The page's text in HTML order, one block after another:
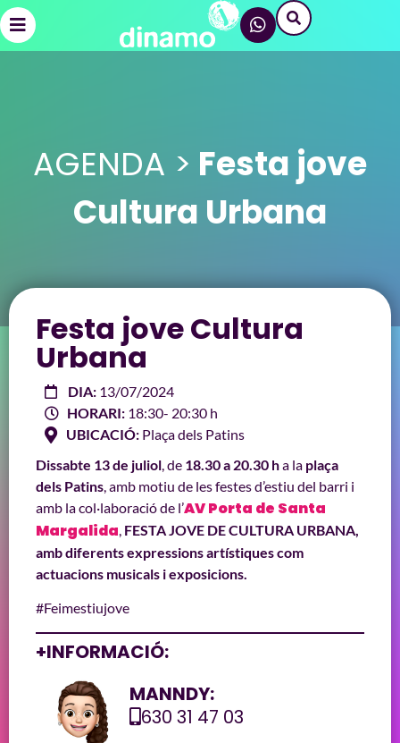
AGENDA > Festa jove
Cultura Urbana
Festa jove Cultura
Urbana
DIA: 13/07/2024
HORARI: 18:30- 20:30 h
UBICACIÓ: Plaça dels Patins
Dissabte 13 de juliol, de 18.30 a 20.30 ha la plaça
dels Patins, amb motiu de les festes d’estiu del barri i
amb la col·laboració de l’AV Porta de Santa
Margalida, FESTA JOVE DE CULTURA URBANA,
amb diferents expressions artístiques com
actuacions musicals i exposicions.
#Feimestiujove
+INFORMACIÓ:
MANNDY:
630 31 47 03